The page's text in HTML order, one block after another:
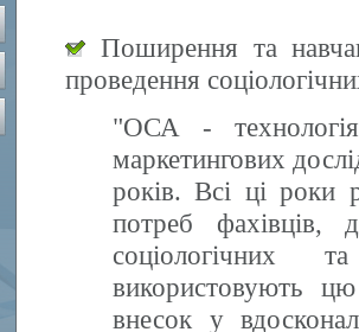
Поширення та
проведення
"ОСА -
маркетингових
років. Всі ці роки
потреб фахівців,
соціологічних
використовують
внесок у